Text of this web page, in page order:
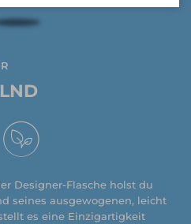
Designer-Flasche holst du
seines ausgewogenen, leicht
es eine Einzigartigkeit